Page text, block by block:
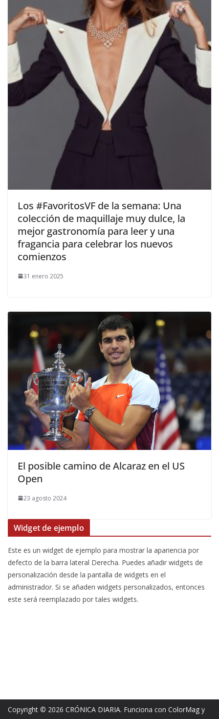
​Los #FavoritosVF de la semana: Una
colección de maquillaje muy dulce, la
mejor gastronomía para leer y una
fragancia para celebrar los nuevos
comienzos
31 enero 2025
El posible camino de Alcaraz en el US
Open
23 agosto 2024
Widget de ejemplo
Este es un widget de ejemplo para mostrar la apariencia por
defecto de la barra lateral Derecha. Puedes añadir widgets de
personalización desde la pantalla de widgets en el
administrador. Si se añaden widgets personalizados, entonces
este será reemplazado por tales widgets.
Copyright © 2026 CRÓNICA DIARIA. Funciona con ColorMag y